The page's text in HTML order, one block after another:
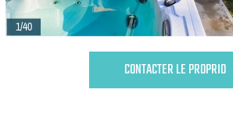
1/40
CONTACTER LE PROPRIO